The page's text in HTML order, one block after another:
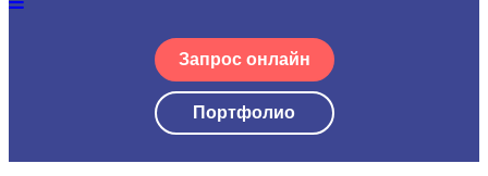
Запрос онлайн
Портфолио